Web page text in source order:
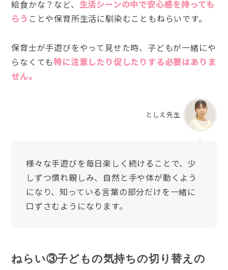
給食かな？など、 生活シーンの中で安心感を持っても
らう ことや保育所生活に馴染むこともねらいです。
保育士が手遊びをやって見せた時、子どもが一緒にや
らなくても特に注意したり促したりする必要はありま
せん。
としえ先生
様々な手遊びを毎日楽しく続けることで、少
しずつ慣れ親しみ、自然と手や体が動くよう
になり、知っている言葉の部分だけを一緒に
口ずさむようになります。
ねらい③子どもの気持ちの切り替えの